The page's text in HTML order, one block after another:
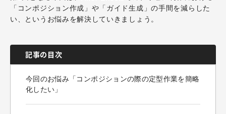
「コンポジション作成」や「ガイド生成」の手間を減らした
い、というお悩みを解決していきましょう。
記事の目次
今回のお悩み「コンポジションの際の定型作業を簡略
化したい」